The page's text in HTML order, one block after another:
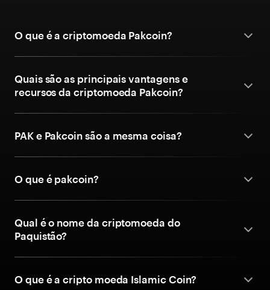
O que é a criptomoeda Pakcoin?
Quais são as principais vantagens e
recursos da criptomoeda Pakcoin?
PAK e Pakcoin são a mesma coisa?
O que é pakcoin?
Qual é o nome da criptomoeda do
Paquistão?
O que é a cripto moeda Islamic Coin?